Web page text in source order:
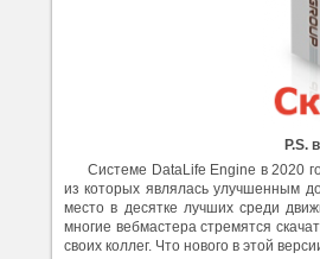
P.S.
Системе DataLife Engine в 2020
из которых являлась улучшенным
место в десятке лучших среди
многие вебмастера стремятся
своих коллег. Что нового в этой